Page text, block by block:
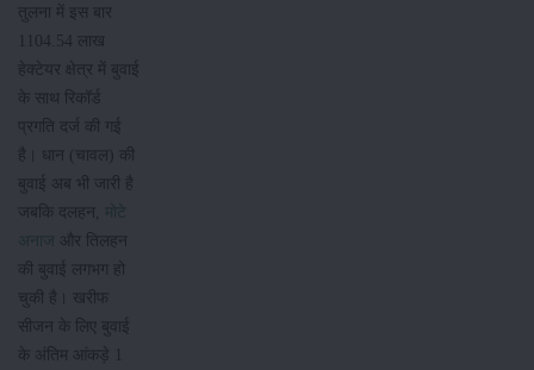
तुलना में इस बार
1104.54 लाख
हेक्टेयर क्षेत्र में बुवाई
के साथ रिकॉर्ड
प्रगति दर्ज की गई
है। धान (चावल) की
बुवाई अब भी जारी है
जबकि दलहन, मोटे
अनाज
और तिलहन
की बुवाई लगभग हो
चुकी है। खरीफ
सीजन के लिए बुवाई
के अंतिम आंकड़े 1